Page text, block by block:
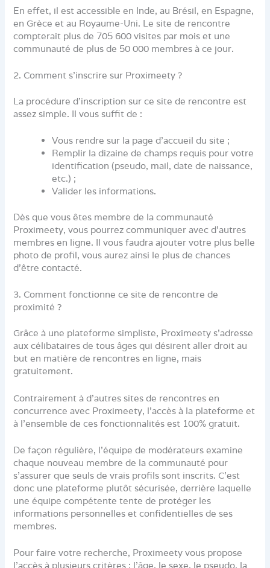
En effet, il est accessible en Inde, au Brésil, en Espagne,
en Grèce et au Royaume-Uni. Le site de rencontre
compterait plus de 705 600 visites par mois et une
communauté de plus de 50 000 membres à ce jour.
2. Comment s’inscrire sur Proximeety ?
La procédure d’inscription sur ce site de rencontre est
assez simple. Il vous suffit de :
Vous rendre sur la page d’accueil du site ;
Remplir la dizaine de champs requis pour votre
identification (pseudo, mail, date de naissance,
etc.) ;
Valider les informations.
Dès que vous êtes membre de la communauté
Proximeety, vous pourrez communiquer avec d’autres
membres en ligne. Il vous faudra ajouter votre plus belle
photo de profil, vous aurez ainsi le plus de chances
d’être contacté.
3. Comment fonctionne ce site de rencontre de
proximité ?
Grâce à une plateforme simpliste, Proximeety s’adresse
aux célibataires de tous âges qui désirent aller droit au
but en matière de rencontres en ligne, mais
gratuitement.
Contrairement à d’autres sites de rencontres en
concurrence avec Proximeety, l’accès à la plateforme et
à l’ensemble de ces fonctionnalités est 100% gratuit.
De façon régulière, l’équipe de modérateurs examine
chaque nouveau membre de la communauté pour
s’assurer que seuls de vrais profils sont inscrits. C’est
donc une plateforme plutôt sécurisée, derrière laquelle
une équipe compétente tente de protéger les
informations personnelles et confidentielles de ses
membres.
Pour faire votre recherche, Proximeety vous propose
l’accès à plusieurs critères : l’âge, le sexe, le pseudo, la